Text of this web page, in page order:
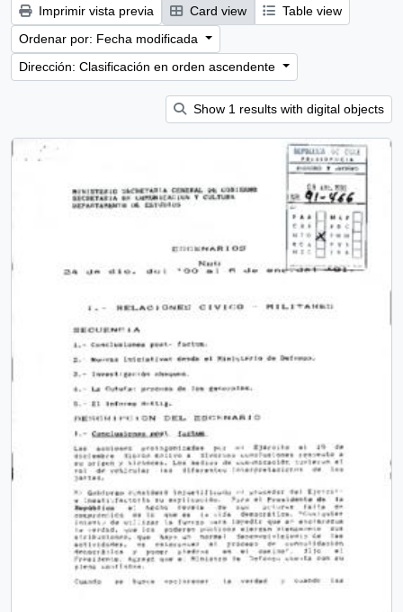
Imprimir vista previa Card view
Table view
Ordenar por: Fecha modificada
Dirección: Clasificación en orden ascendente
Show 1 results with digital objects